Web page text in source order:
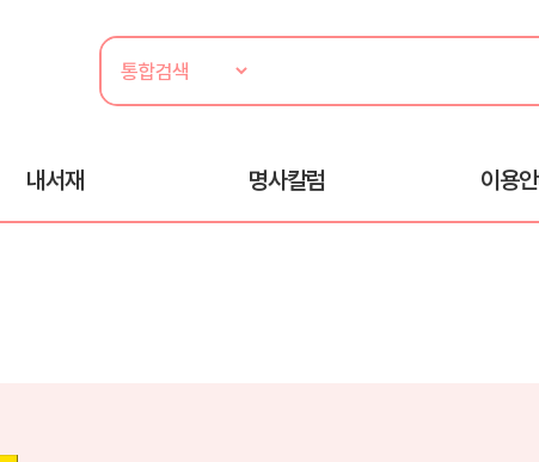
내서재 명사칼럼 이용